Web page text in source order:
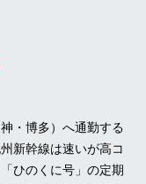
・博多）へ通勤する
新幹線は速いが高コ
ひのくに号」の定期